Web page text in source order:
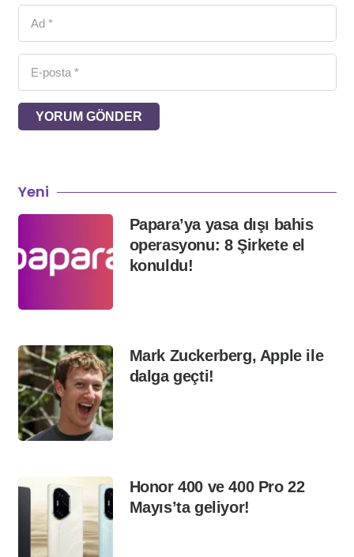
YORUM GÖNDER
Yeni
Papara’ya yasa dışı bahis
operasyonu: 8 Şirkete el
konuldu!
Mark Zuckerberg, Apple ile
dalga geçti!
Honor 400 ve 400 Pro 22
Mayıs’ta geliyor!